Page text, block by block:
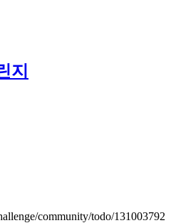
지
community/todo/131003792